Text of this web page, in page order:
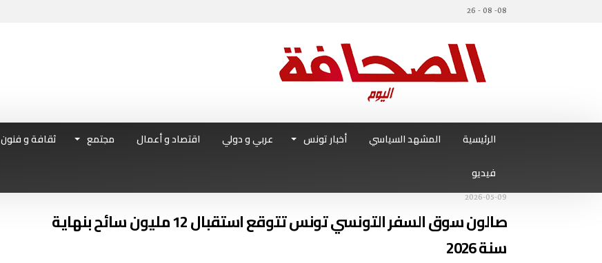
08- 08 - 26
الرئيسية المشهد السياسي أخبار تونس عربي و دولي اقتصاد و أعمال مجتمع ثقافة و فنون
فيديو
2026-05-09
صالون سوق السفر التونسي تونس تتوقع استقبال 12 مليون سائح بنهاية
سنة 2026